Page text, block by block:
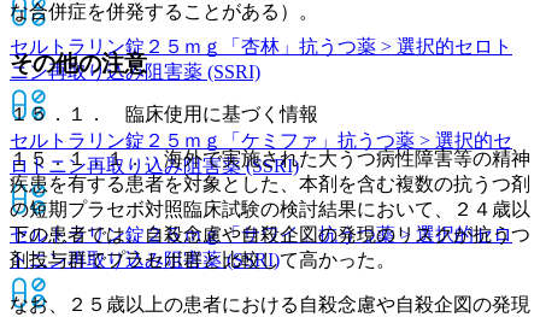
セルトラリン錠２５ｍｇ「杏林」 抗うつ薬 > 選択的セロト
ニン再取り込み阻害薬 (SSRI)
セルトラリン錠２５ｍｇ「ケミファ」 抗うつ薬 > 選択的セ
ロトニン再取り込み阻害薬 (SSRI)
セルトラリン錠２５ｍｇ「サワイ」抗うつ薬 > 選択的セロ
トニン再取り込み阻害薬 (SSRI)
な合併症を併発することがある）。
その他の注意
１５．１． 臨床使用に基づく情報
１５．１．１． 海外で実施された大うつ病性障害等の精神
疾患を有する患者を対象とした、本剤を含む複数の抗うつ剤
の短期プラセボ対照臨床試験の検討結果において、２４歳以
下の患者では、自殺念慮や自殺企図の発現のリスクが抗うつ
剤投与群でプラセボ群と比較して高かった。
なお、２５歳以上の患者における自殺念慮や自殺企図の発現